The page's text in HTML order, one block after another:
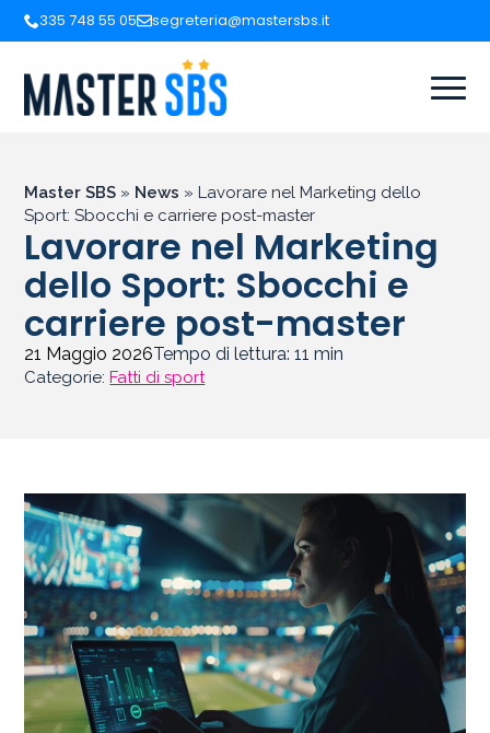
335 748 55 05 segreteria@mastersbs.it
Master SBS » News » Lavorare nel Marketing dello
Sport: Sbocchi e carriere post-master
Lavorare nel Marketing
dello Sport: Sbocchi e
carriere post-master
21 Maggio 2026Tempo di lettura:11 min
Categorie:Fatti di sport